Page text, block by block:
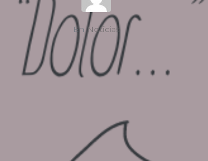
EnNoticias